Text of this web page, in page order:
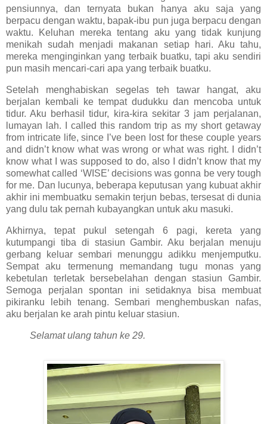
pensiunnya, dan ternyata bukan hanya aku saja yang
berpacu dengan waktu, bapak-ibu pun juga berpacu dengan
waktu. Keluhan mereka tentang aku yang tidak kunjung
menikah sudah menjadi makanan setiap hari. Aku tahu,
mereka menginginkan yang terbaik buatku, tapi aku sendiri
pun masih mencari-cari apa yang terbaik buatku.
Setelah menghabiskan segelas teh tawar hangat, aku
berjalan kembali ke tempat dudukku dan mencoba untuk
tidur. Aku berhasil tidur, kira-kira sekitar 3 jam perjalanan,
lumayan lah. I called this random trip as my short getaway
from intricate life, since I’ve been lost for these couple years
and didn’t know what was wrong or what was right. I didn’t
know what I was supposed to do, also I didn’t know that my
somewhat called ‘WISE’ decisions was gonna be very tough
for me. Dan lucunya, beberapa keputusan yang kubuat akhir
akhir ini membuatku semakin terjun bebas, tersesat di dunia
yang dulu tak pernah kubayangkan untuk aku masuki.
Akhirnya, tepat pukul setengah 6 pagi, kereta yang
kutumpangi tiba di stasiun Gambir. Aku berjalan menuju
gerbang keluar sembari menunggu adikku menjemputku.
Sempat aku termenung memandang tugu monas yang
kebetulan terletak bersebelahan dengan stasiun Gambir.
Semoga perjalan spontan ini setidaknya bisa membuat
pikiranku lebih tenang. Sembari menghembuskan nafas,
aku berjalan ke arah pintu keluar stasiun.
Selamat ulang tahun ke 29.